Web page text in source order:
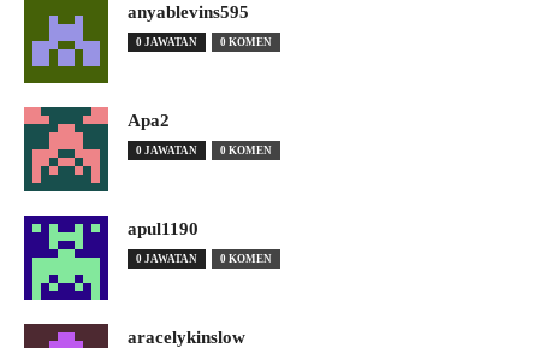
anyablevins595
0 JAWATAN 0 KOMEN
Apa2
0 JAWATAN 0 KOMEN
apul1190
0 JAWATAN 0 KOMEN
aracelykinslow